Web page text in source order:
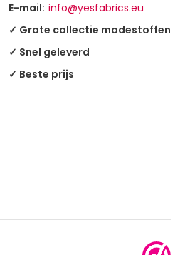
E-mail: info@yesfabrics.eu
✓ Grote collectie modestoffen
✓ Snel geleverd
✓ Beste prijs